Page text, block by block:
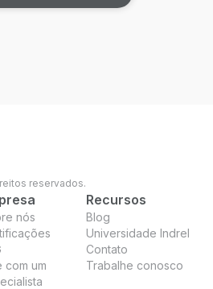
reservados.
nós
com um
Recursos
Blog
Universidade Indrel
Contato
Trabalhe conosco